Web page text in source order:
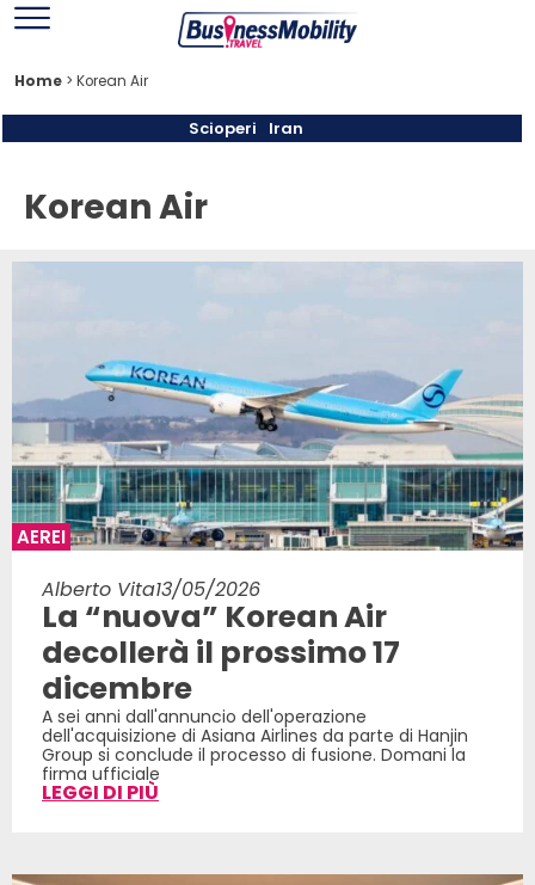
Home > Korean Air
Scioperi Iran
Korean Air
AEREI
Alberto Vita13/05/2026
La “nuova” Korean Air
decollerà il prossimo 17
dicembre
A sei anni dall'annuncio dell'operazione
dell'acquisizione di Asiana Airlines da parte di Hanjin
Group si conclude il processo di fusione. Domani la
firma ufficiale
LEGGI DI PIÙ